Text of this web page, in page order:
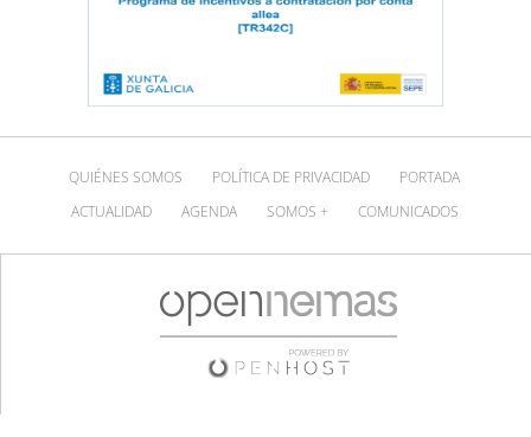
QUIÉNES SOMOS POLÍTICA DE PRIVACIDAD
PORTADA
ACTUALIDAD
AGENDA SOMOS + COMUNICADOS